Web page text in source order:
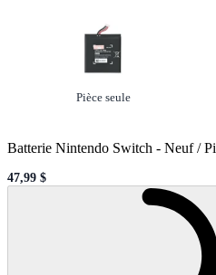
Option
Pièce seulesélectionné
Batterie Nintendo Switch - Neuf /
Sale price
47,99 $